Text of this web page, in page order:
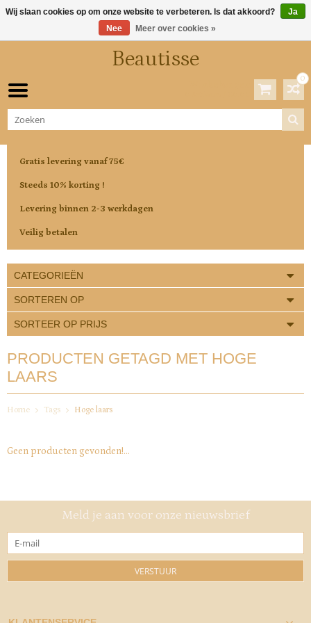
Beautisse
0
Gratis levering vanaf 75€
Steeds 10% korting !
Levering binnen 2-3 werkdagen
Veilig betalen
CATEGORIEËN
SORTEREN OP
SORTEER OP PRIJS
PRODUCTEN GETAGD MET HOGE
LAARS
Home Tags Hoge laars
Geen producten gevonden!...
Meld je aan voor onze nieuwsbrief
VERSTUUR
Wij slaan cookies op om onze website te verbeteren. Is dat akkoord?
Ja
Nee
Meer over cookies »